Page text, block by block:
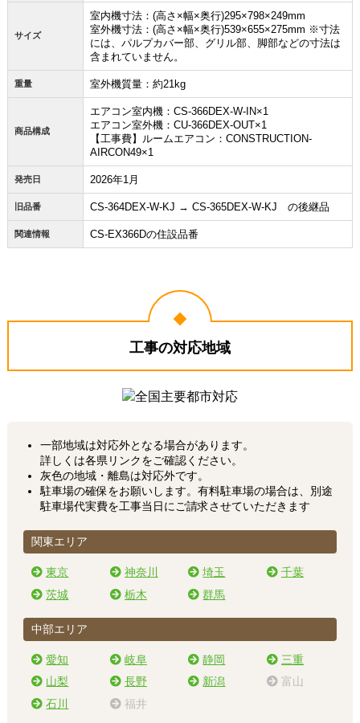
サイズ
室内機寸法：(高さ×幅×奥行)295×798×249mm
室外機寸法：(高さ×幅×奥行)539×655×275mm ※寸法
には、パルプカバー部、グリル部、脚部などの寸法は
含まれていません。
重量 室外機質量：約21kg
商品構成
エアコン室内機：CS-366DEX-W-IN×1
エアコン室外機：CU-366DEX-OUT×1
【工事費】ルームエアコン：CONSTRUCTION-
AIRCON49×1
発売日 2026年1月
旧品番 CS-364DEX-W-KJ → CS-365DEX-W-KJ の後継品
関連情報 CS-EX366Dの住設品番
工事の対応地域
一部地域は対応外となる場合があります。
詳しくは各県リンクをご確認ください。
灰色の地域・離島は対応外です。
駐車場の確保をお願いします。有料駐車場の場合は、別途
駐車場代実費を工事当日にご請求させていただきます
関東エリア
東京 神奈川 埼玉
千葉
茨城
栃木 群馬
中部エリア
愛知 岐阜 静岡
三重
山梨
長野 新潟
富山
石川
福井